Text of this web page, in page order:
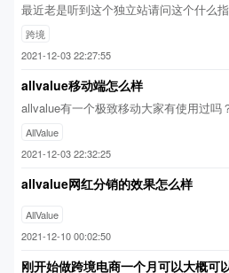
最近老是听到这个独立站请问这个什么
跨境
2021-12-03 22:27:55
allvalue移动端怎么样
allvalue有一个极致移动大家有使用过吗
AllValue
2021-12-03 22:32:25
allvalue网红分销的效果怎么样
AllValue
2021-12-10 00:02:50
刚开始做跨境电商一个月可以大概可